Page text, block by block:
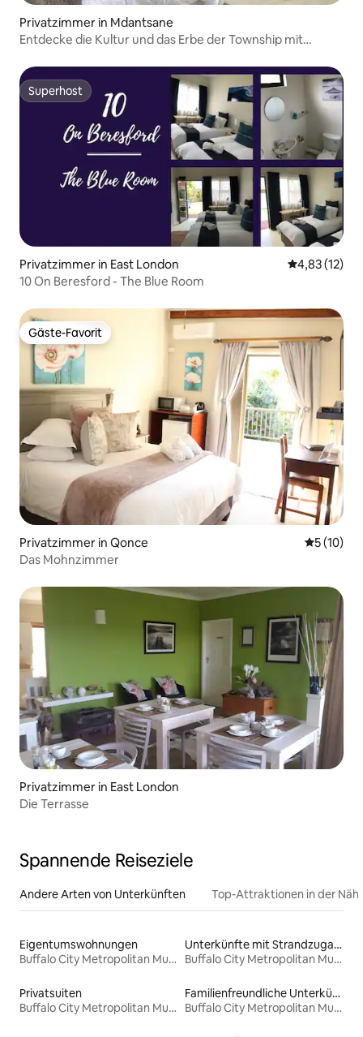
Privatzimmer in Mdantsane
Entdecke die Kultur und das Erbe der Township mit
Superhost
Superhost
Privatzimmer in East London
4,83 (12)
10 On Beresford - The Blue Room
Gäste-Favorit
Gäste-Favorit
Privatzimmer in Qonce
5 (10)
Das Mohnzimmer
Privatzimmer in East London
Die Terrasse
Spannende Reiseziele
Andere Arten von Unterkünften Top-Attraktionen in der
Eigentumswohnungen
Buffalo City Metropolitan Municipality
Unterkünfte mit Strandzugang
Buffalo City Metropolitan Municipality
Privatsuiten
Buffalo City Metropolitan Municipality
Familienfreundliche Unterkünfte
Buffalo City Metropolitan Municipality